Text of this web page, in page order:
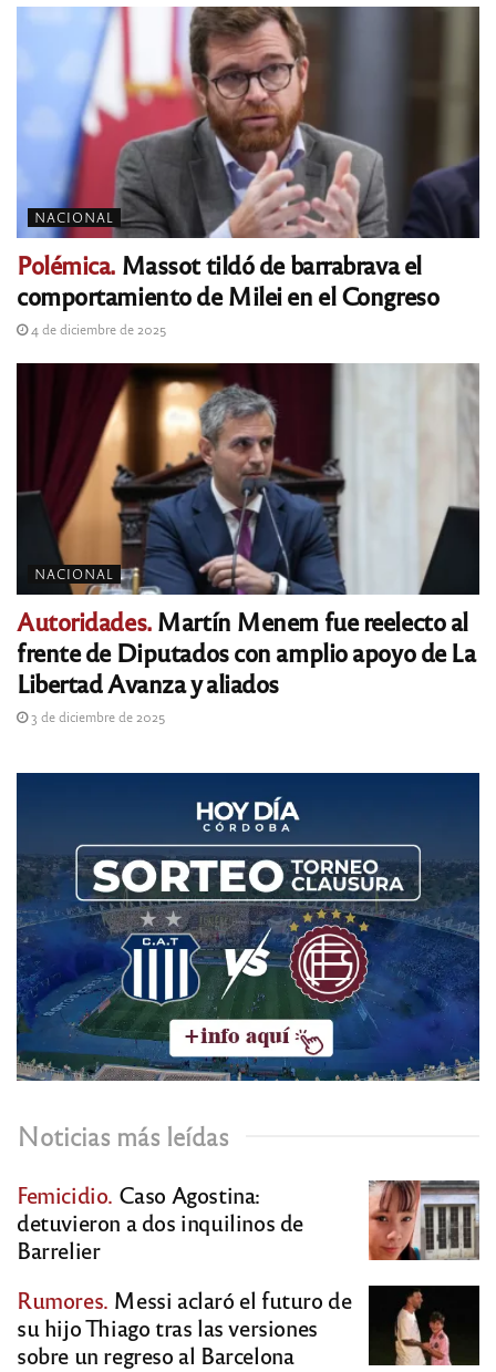
NACIONAL
Polémica. Massot tildó de barrabrava el
comportamiento de Milei en el Congreso
4 de diciembre de 2025
NACIONAL
Autoridades.Martín Menem fue reelecto al
frente de Diputados con amplio apoyo de La
Libertad Avanza y aliados
3 de diciembre de 2025
Noticias más leídas
Femicidio. Caso Agostina:
detuvieron a dos inquilinos de
Barrelier
Rumores. Messi aclaró el futuro de
su hijo Thiago tras las versiones
sobre un regreso al Barcelona